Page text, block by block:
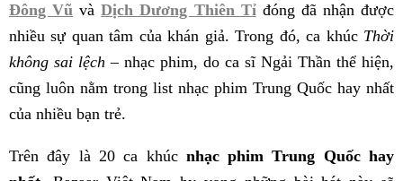
Đông Vũ vàDịch Dương Thiên Tỉ đóng đã nhận được
nhiều sự quan tâm của khán giả. Trong đó, ca khúc Thời
không sai lệch – nhạc phim, do ca sĩ Ngải Thần thể hiện,
cũng luôn nằm trong list nhạc phim Trung Quốc hay nhất
của nhiều bạn trẻ.
Trên đây là 20 ca khúc nhạc phim Trung Quốc hay